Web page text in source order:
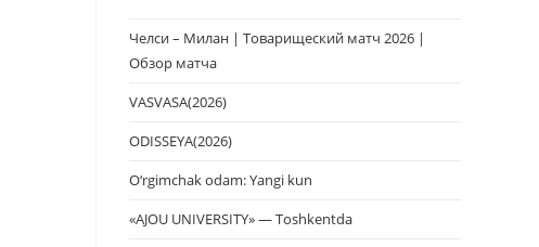
Челси – Милан | Товарищеский матч 2026 |
Обзор матча
VASVASA(2026)
ODISSEYA(2026)
O‘rgimchak odam: Yangi kun
«AJOU UNIVERSITY» — Toshkentda